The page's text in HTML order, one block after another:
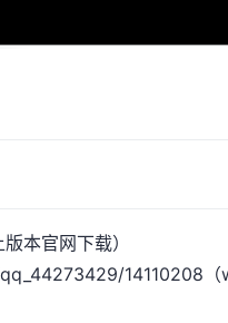
本官网下载）
14110208